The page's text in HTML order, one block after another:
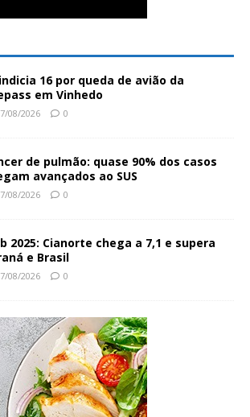
16 por queda de avião da
em Vinhedo
08/2026 0
de pulmão: quase 90% dos casos
avançados ao SUS
08/2026 0
2025: Cianorte chega a 7,1 e supera
e Brasil
08/2026 0